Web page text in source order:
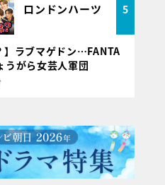
ロンドンハーツ 5
】ラブマゲドン…FANTA
うがら女芸人軍団